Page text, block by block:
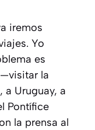
iremos
Yo
es
la
a Uruguay, a
Pontífice
la prensa al